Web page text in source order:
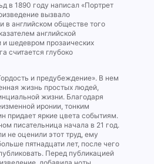
в 1890 году написал «Портрет
вызвало
в английском обществе того
английской
и шедевром прозаических
считается глубоко
и предубеждение». В нем
жизнь простых людей,
жизни. Благодаря
иронии, тонким
придает яркие цвета событиям.
писательница начала в 21 год.
не оценили этот труд, ему
пятнадцати лет, после чего
Перед публикацией